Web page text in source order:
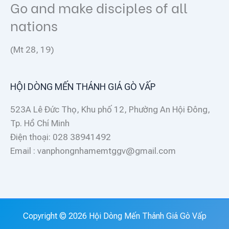
định” trong lãnh vực thiêng liêng…
Go and make disciples of all
nations
(Mt 28, 19)
HỘI DÒNG MẾN THÁNH GIÁ GÒ VẤP
523A Lê Đức Thọ, Khu phố 12, Phường An Hội Đông,
Tp. Hồ Chí Minh
Điện thoại: 028 38941492
Email : vanphongnhamemtggv@gmail.com
Copyright © 2026 Hội Dòng Mến Thánh Giá Gò Vấp